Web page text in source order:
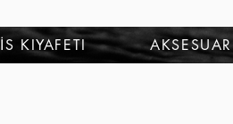
İS KIYAFETI AKSESUAR